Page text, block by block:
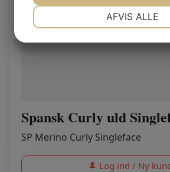
Spansk Curly uld
SP Merino Curly Singleface
Log ind / Ny
AFVIS ALLE